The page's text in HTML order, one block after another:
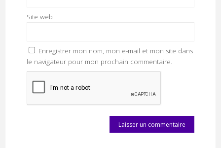
Site web
Enregistrer mon nom, mon e-mail et mon site dans
le navigateur pour mon prochain commentaire.